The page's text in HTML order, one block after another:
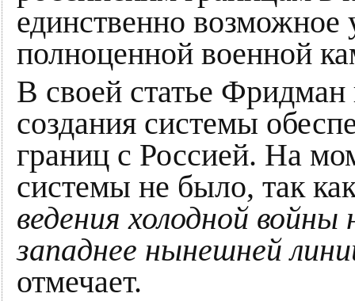
единственно возможное
полноценной военной
В своей статье Фридман
создания системы
границ с Россией. На
системы не было, так
ведения холодной
западнее нынешней
отмечает.